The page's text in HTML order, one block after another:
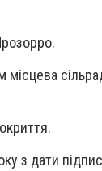
з дати